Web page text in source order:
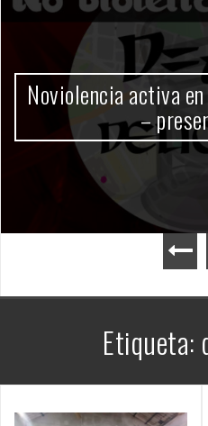
Etiqueta: